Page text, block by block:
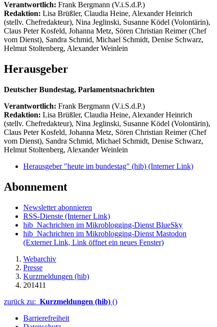
Verantwortlich: Frank Bergmann (V.i.S.d.P.)
Redaktion: Lisa Brüßler, Claudia Heine, Alexander Heinrich
(stellv. Chefredakteur), Nina Jeglinski, Susanne Ködel (Volontärin),
Claus Peter Kosfeld, Johanna Metz, Sören Christian Reimer (Chef
vom Dienst), Sandra Schmid, Michael Schmidt, Denise Schwarz,
Helmut Stoltenberg, Alexander Weinlein
Herausgeber
Deutscher Bundestag, Parlamentsnachrichten
Verantwortlich: Frank Bergmann (V.i.S.d.P.)
Redaktion: Lisa Brüßler, Claudia Heine, Alexander Heinrich
(stellv. Chefredakteur), Nina Jeglinski, Susanne Ködel (Volontärin),
Claus Peter Kosfeld, Johanna Metz, Sören Christian Reimer (Chef
vom Dienst), Sandra Schmid, Michael Schmidt, Denise Schwarz,
Helmut Stoltenberg, Alexander Weinlein
Herausgeber "heute im bundestag" (hib) (Interner Link)
Abonnement
Newsletter abonnieren
RSS-Dienste (Interner Link)
hib_Nachrichten im Mikroblogging-Dienst BlueSky
hib_Nachrichten im Mikroblogging-Dienst Mastodon
(Externer Link, Link öffnet ein neues Fenster)
Webarchiv
Presse
Kurzmeldungen (hib)
201411
zurück zu: Kurzmeldungen (hib) ()
Barrierefreiheit